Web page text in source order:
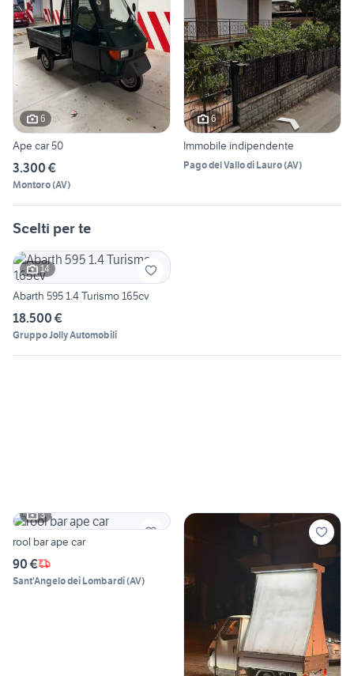
6
Ape car 50
3.300 €
Montoro(AV)
6
Immobile indipendente
Pago del Vallo di Lauro(AV)
Scelti per te
14
Abarth 595 1.4 Turismo 165cv
18.500 €
Gruppo Jolly Automobili
3
rool bar ape car
90 €
Sant'Angelo dei Lombardi(AV)